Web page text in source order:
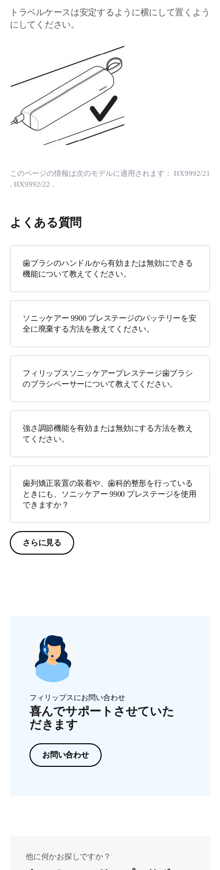
トラベルケースは安定するように横にして置くよう
にしてください。
このページの情報は次のモデルに適用されます： HX9992/21
, HX9992/22 .
よくある質問
歯ブラシのハンドルから有効または無効にできる
機能について教えてください。
ソニッケアー 9900 プレステージのバッテリーを安
全に廃棄する方法を教えてください。
フィリップスソニッケアープレステージ歯ブラシ
のブラシペーサーについて教えてください。
強さ調節機能を有効または無効にする方法を教え
てください。
歯列矯正装置の装着や、歯科的整形を行っている
ときにも、ソニッケアー 9900 プレステージを使用
できますか？
さらに見る
フィリップスにお問い合わせ
喜んでサポートさせていた
だきます
お問い合わせ
他に何かお探しですか？